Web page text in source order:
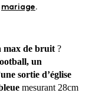
mariage.
max de bruit ?
un
sortie d’église
mesurant 28cm